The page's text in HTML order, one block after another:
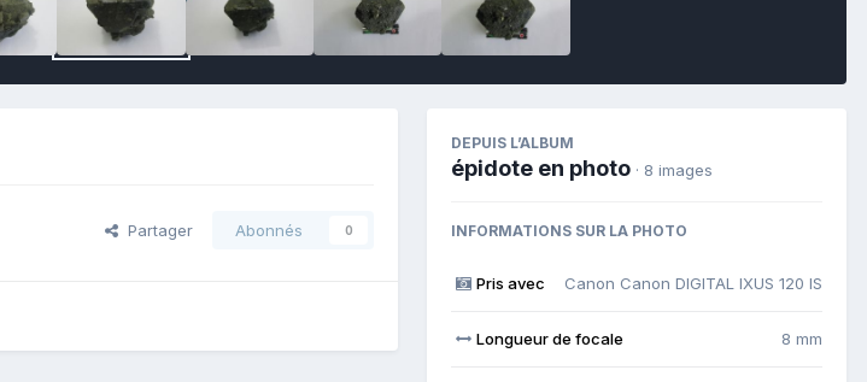
Partager Abonnés 0
DEPUIS L’ALBUM
épidote en photo · 8 images
INFORMATIONS SUR LA PHOTO
Pris avec Canon Canon DIGITAL IXUS 120 IS
Longueur de focale 8 mm